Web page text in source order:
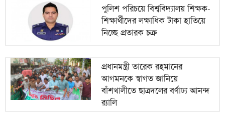
পুলিশ পরিচয়ে বিশ্ববিদ্যালয় শিক্ষক-
শিক্ষার্থীদের লক্ষাধিক টাকা হাতিয়ে
নিচ্ছে প্রতারক চক্র
প্রধানমন্ত্রী তারেক রহমানের
আগমনকে স্বাগত জানিয়ে
বাঁশখালীতে ছাত্রদলের বর্ণাঢ্য আনন্দ
র‍্যালি